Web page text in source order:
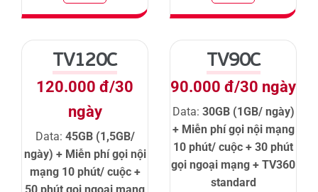
TV120C
120.000 đ/30
ngày
Data: 45GB (1,5GB/
ngày) + Miễn phí gọi nội
mạng 10 phút/ cuộc +
TV90C
90.000 đ/30 ngày
Data: 30GB (1GB/ ngày)
+ Miễn phí gọi nội mạng
10 phút/ cuộc + 30 phút
gọi ngoại mạng + TV360
standard